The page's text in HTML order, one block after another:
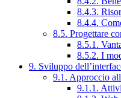
8.4.3.
8.4.4.
8.5. Progettare
8.5.1.
8.5.2. I
9. Sviluppo
9.1. Approccio
9.1.1.